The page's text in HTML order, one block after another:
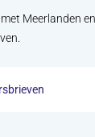
Meerlanden